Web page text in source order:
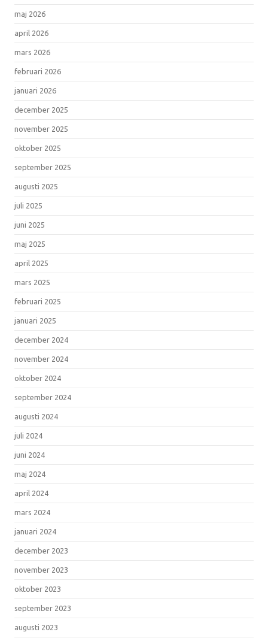
maj 2026
april 2026
mars 2026
februari 2026
januari 2026
december 2025
november 2025
oktober 2025
september 2025
augusti 2025
juli 2025
juni 2025
maj 2025
april 2025
mars 2025
februari 2025
januari 2025
december 2024
november 2024
oktober 2024
september 2024
augusti 2024
juli 2024
juni 2024
maj 2024
april 2024
mars 2024
januari 2024
december 2023
november 2023
oktober 2023
september 2023
augusti 2023